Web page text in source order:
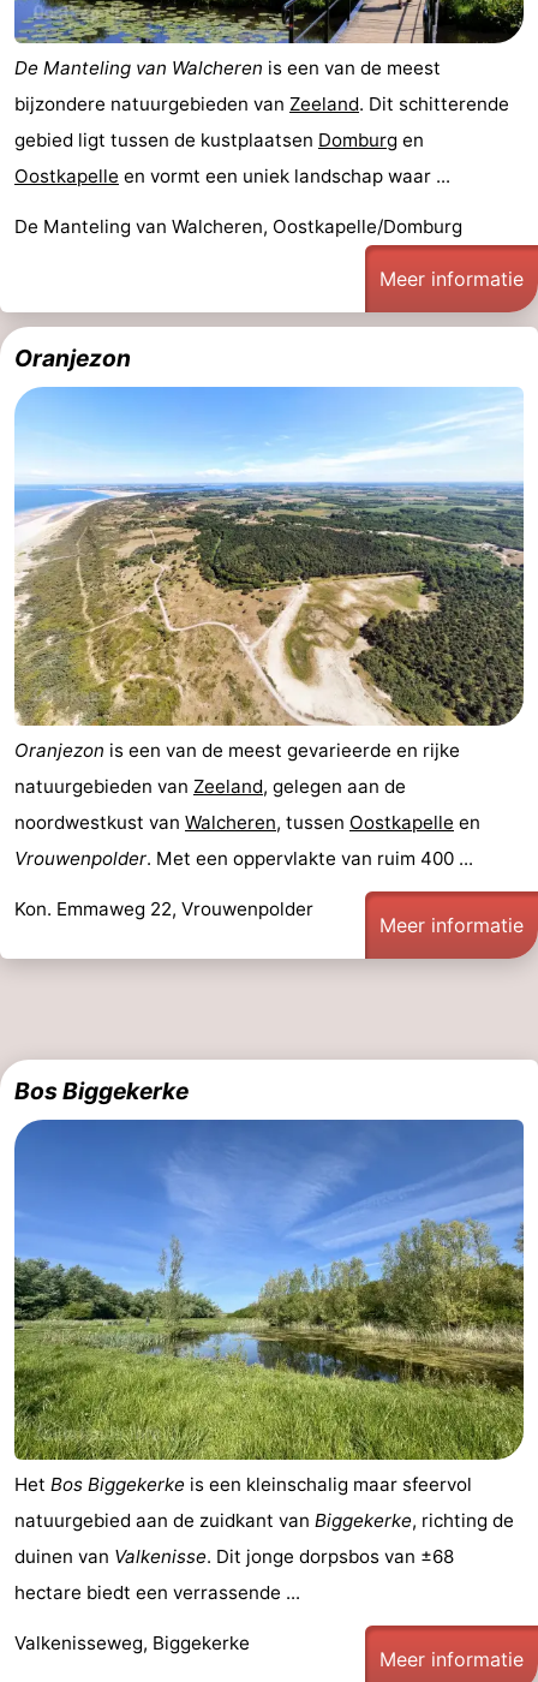
De Manteling van Walcheren is een van de meest
bijzondere natuurgebieden van Zeeland. Dit schitterende
gebied ligt tussen de kustplaatsen Domburg en
Oostkapelle en vormt een uniek landschap waar ...
De Manteling van Walcheren, Oostkapelle/Domburg
Meer informatie
Oranjezon
Oranjezon is een van de meest gevarieerde en rijke
natuurgebieden van Zeeland, gelegen aan de
noordwestkust van Walcheren, tussen Oostkapelle en
Vrouwenpolder. Met een oppervlakte van ruim 400 ...
Kon. Emmaweg 22, Vrouwenpolder
Meer informatie
Bos Biggekerke
Het Bos Biggekerke is een kleinschalig maar sfeervol
natuurgebied aan de zuidkant van Biggekerke, richting de
duinen van Valkenisse. Dit jonge dorpsbos van ±68
hectare biedt een verrassende ...
Valkenisseweg, Biggekerke
Meer informatie